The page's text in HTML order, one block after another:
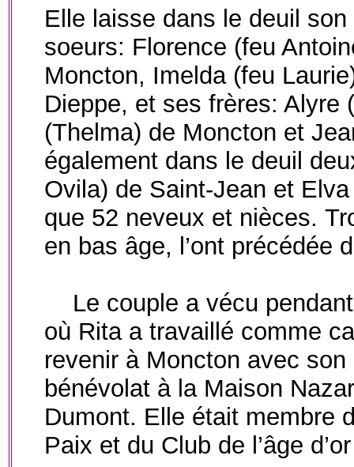
Elle laisse dans le deuil
soeurs: Florence (feu
Moncton, Imelda (feu
Dieppe, et ses frères: Alyre
(Thelma) de Moncton et
également dans le deuil
Ovila) de Saint-Jean et
que 52 neveux et nièces.
en bas âge, l’ont précédée
Le couple a vécu
où Rita a travaillé comme
revenir à Moncton avec
bénévolat à la Maison
Dumont. Elle était membre
Paix et du Club de l’âge